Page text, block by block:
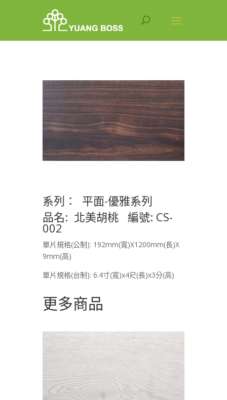
系列： 平面-優雅系列
品名: 北美胡桃 編號: CS-
002
單片規格(公制): 192mm(寬)X1200mm(長)X
9mm(高)
單片規格(台制): 6.4寸(寬)x4尺(長)x3分(高)
更多商品